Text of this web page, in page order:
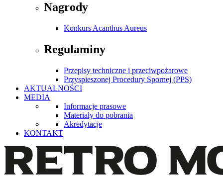
Nagrody
Konkurs Acanthus Aureus
Regulaminy
Przepisy techniczne i przeciwpożarowe
Przyspieszonej Procedury Spornej (PPS)
AKTUALNOŚCI
MEDIA
Informacje prasowe
Materiały do pobrania
Akredytacje
KONTAKT